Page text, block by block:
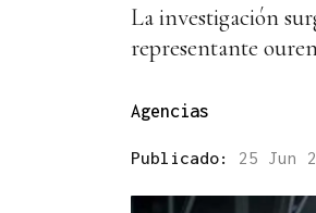
La investigación
representante
Agencias
Publicado: 25 Jun